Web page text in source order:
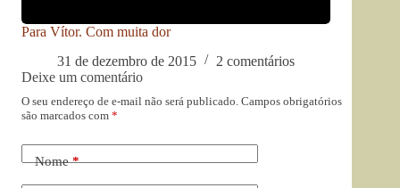
Para Vítor. Com muita dor
31 de dezembro de 2015
2 comentários
Deixe um comentário
O seu endereço de e-mail não será publicado. Campos obrigatórios
são marcados com *
Nome*